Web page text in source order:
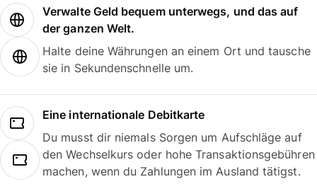
Verwalte Geld bequem unterwegs, und das auf
der ganzen Welt.
Halte deine Währungen an einem Ort und tausche
sie in Sekundenschnelle um.
Eine internationale Debitkarte
Du musst dir niemals Sorgen um Aufschläge auf
den Wechselkurs oder hohe Transaktionsgebühren
machen, wenn du Zahlungen im Ausland tätigst.